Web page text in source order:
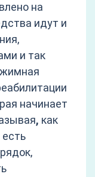
на
идут и
и так
начинает
, как
есть